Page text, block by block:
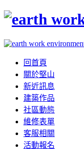
回首頁
關於堅山
新近訊息
建築作品
社區動態
維修表單
客服相關
活動報名